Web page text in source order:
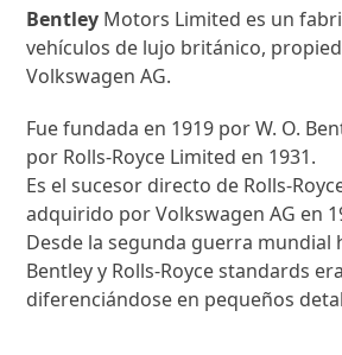
Bentley Motors Limited es un
vehículos de lujo británico,
Volkswagen AG.
Fue fundada en 1919 por W. O.
por Rolls-Royce Limited en 1931.
Es el sucesor directo de Rolls-
adquirido por Volkswagen AG en
Desde la segunda guerra mundial
Bentley y Rolls-Royce standards
diferenciándose en pequeños